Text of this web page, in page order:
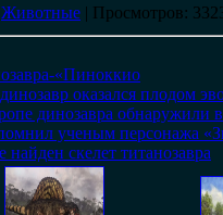
Животные | Просмотров:
«Пиноккио
оказался плодом
динозавра обнаружили
ученым персонажа
скелет титанозавра